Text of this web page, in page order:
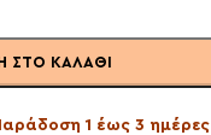
ΣΤΟ ΚΑΛΆΘΙ
1 έως 3 ημέρες